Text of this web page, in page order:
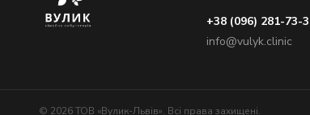
+38 (096) 281-73-
info@vulyk.clinic
© 2026 ТОВ «Вулик-Львів». Всі права захищені.